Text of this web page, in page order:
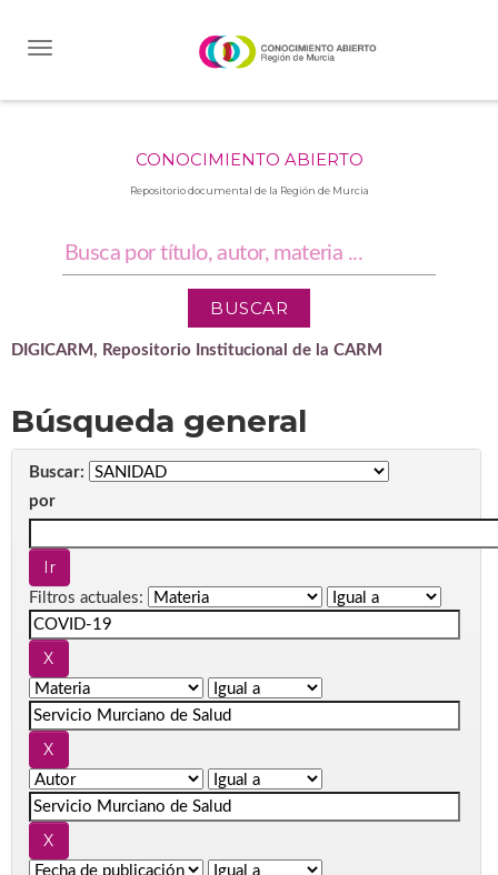
CONOCIMIENTO ABIERTO
Repositorio documental de la Región de Murcia
DIGICARM, Repositorio Institucional de la CARM
Búsqueda general
Buscar:
por
Filtros actuales: